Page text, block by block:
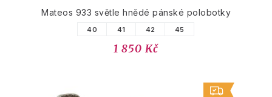
Mateos 933 světle hnědé pánské polobotky
40 41 42 45
1 850 Kč